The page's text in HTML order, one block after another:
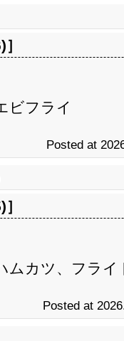
］
ビフライ
Posted at
］
ムカツ、フライ
Posted at